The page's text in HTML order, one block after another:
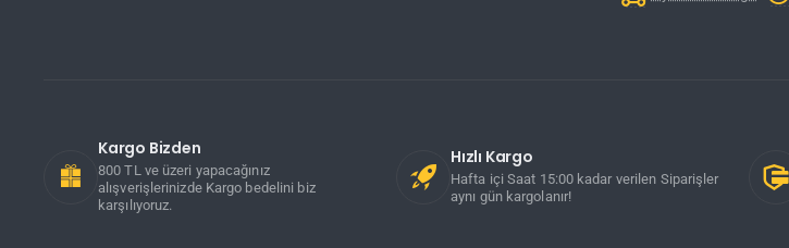
Kargo Bizden
800 TL ve üzeri yapacağınız
alışverişlerinizde Kargo bedelini biz
karşılıyoruz.
Hızlı Kargo
Hafta içi Saat 15:00 kadar verilen Siparişler
aynı gün kargolanır!